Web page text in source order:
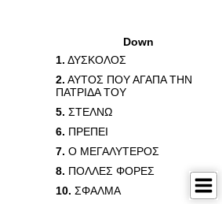
Down
1. ΔΥΣΚΟΛΟΣ
2. ΑΥΤΟΣ ΠΟΥ ΑΓΑΠΑ ΤΗΝ
ΠΑΤΡΙΔΑ ΤΟΥ
5. ΣΤΕΛΝΩ
6. ΠΡΕΠΕΙ
7. Ο ΜΕΓΑΛΥΤΕΡΟΣ
8. ΠΟΛΛΕΣ ΦΟΡΕΣ
10. ΣΦΑΛΜΑ